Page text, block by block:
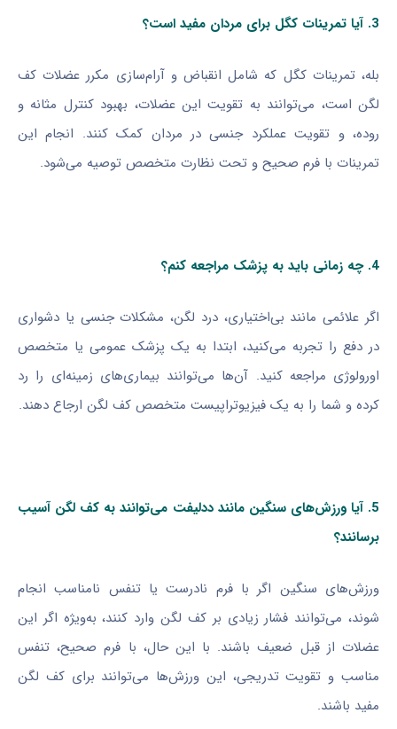
3. آیا تمرینات کگل برای مردان مفید است؟
بله، تمرینات کگل که شامل انقباض و آرام‌سازی مکرر عضلات کف
لگن است، می‌توانند به تقویت این عضلات، بهبود کنترل مثانه و
روده، و تقویت عملکرد جنسی در مردان کمک کنند. انجام این
تمرینات با فرم صحیح و تحت نظارت متخصص توصیه می‌شود.
4. چه زمانی باید به پزشک مراجعه کنم؟
اگر علائمی مانند بی‌اختیاری، درد لگن، مشکلات جنسی یا دشواری
در دفع را تجربه می‌کنید، ابتدا به یک پزشک عمومی یا متخصص
اورولوژی مراجعه کنید. آن‌ها می‌توانند بیماری‌های زمینه‌ای را رد
کرده و شما را به یک فیزیوتراپیست متخصص کف لگن ارجاع دهند.
5. آیا ورزش‌های سنگین مانند ددلیفت می‌توانند به کف لگن آسیب
برسانند؟
ورزش‌های سنگین اگر با فرم نادرست یا تنفس نامناسب انجام
شوند، می‌توانند فشار زیادی بر کف لگن وارد کنند، به‌ویژه اگر این
عضلات از قبل ضعیف باشند. با این حال، با فرم صحیح، تنفس
مناسب و تقویت تدریجی، این ورزش‌ها می‌توانند برای کف لگن
مفید باشند.